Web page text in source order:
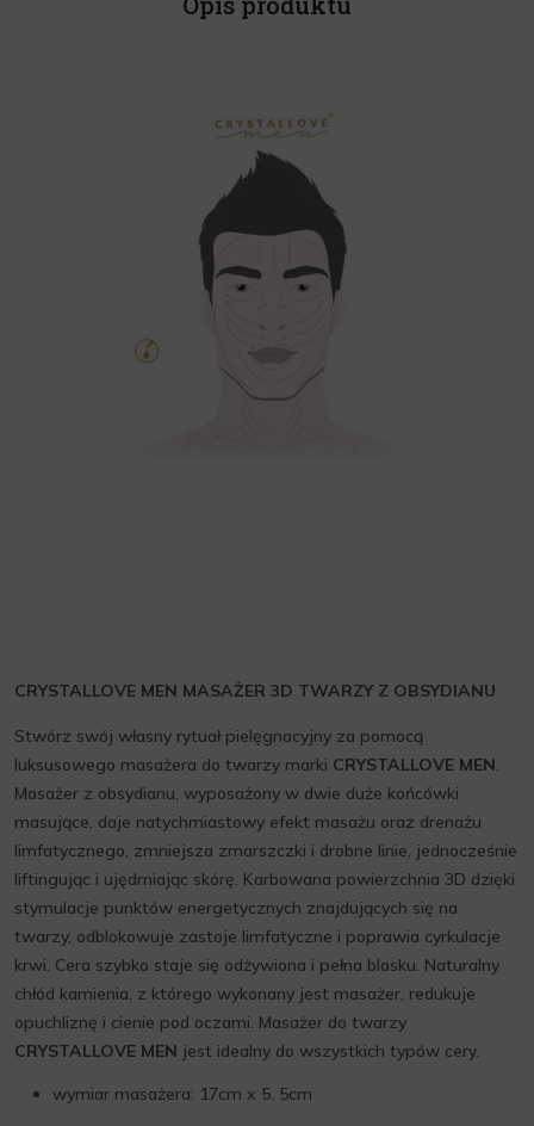
CRYSTALLOVE MEN MASAŻER 3D TWARZY Z OBSYDIANU
Stwórz swój własny rytuał pielęgnacyjny za pomocą
luksusowego masażera do twarzy marki CRYSTALLOVE MEN.
Masażer z obsydianu, wyposażony w dwie duże końcówki
masujące, daje natychmiastowy efekt masażu oraz drenażu
limfatycznego, zmniejsza zmarszczki i drobne linie, jednocześnie
liftingując i ujędrniając skórę. Karbowana powierzchnia 3D dzięki
stymulacje punktów energetycznych znajdujących się na
twarzy, odblokowuje zastoje limfatyczne i poprawia cyrkulacje
krwi. Cera szybko staje się odżywiona i pełna blasku. Naturalny
chłód kamienia, z którego wykonany jest masażer, redukuje
opuchliznę i cienie pod oczami. Masażer do twarzy
CRYSTALLOVE MEN jest idealny do wszystkich typów cery.
wymiar masażera: 17cm x 5. 5cm